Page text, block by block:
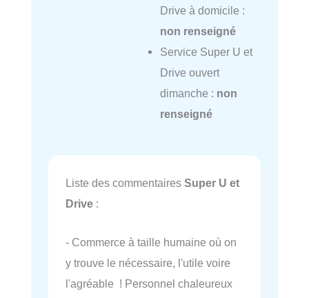
Drive à domicile :
non renseigné
Service Super U et
Drive ouvert
dimanche : non
renseigné
Liste des commentaires Super U et
Drive :
- Commerce à taille humaine où on
y trouve le nécessaire, l'utile voire
l'agréable ! Personnel chaleureux